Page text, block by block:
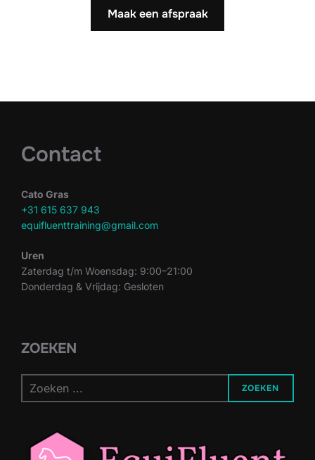
Maak een afspraak
Contact
Cato Gras
+31 615 637 943
equifluenttraining@gmail.com
Uren
Zaterdag t/m Woensdag: 9:00–21:00
Donderdag & Vrijdag: Gesloten
ZOEKEN
ZOEKEN